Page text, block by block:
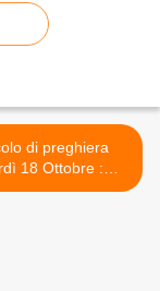
di preghiera
18 Ottobre :
anche tu da casa!